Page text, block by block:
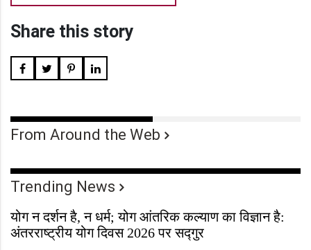
Share this story
From Around the Web
Trending News
योग न दर्शन है, न धर्म; योग आंतरिक कल्याण का विज्ञान है:
अंतरराष्ट्रीय योग दिवस 2026 पर सद्गुर